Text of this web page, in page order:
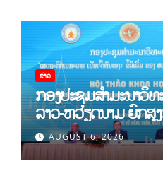
ຂ່າວ
ກອງປະຊຸມສໍາມະນາວິທ
ລາວ-ຫວຽດນາມ ຍົກສູ
ທິດສະດີ ແລະ ພຶດຕິກໍາ
ສ້າງເສດຖະກິດເອກະລາ
ເຂັ້ມແຂງ
AUGUST 6, 2026